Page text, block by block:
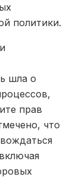
политики.
шла о
прав
что